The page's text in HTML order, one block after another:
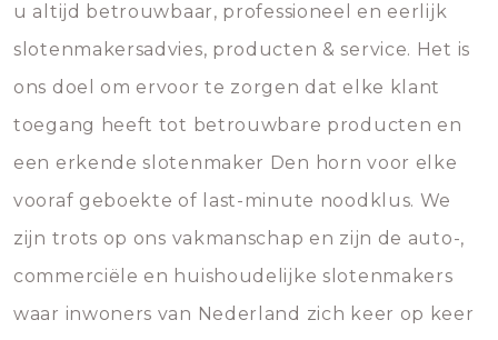
u altijd betrouwbaar, professioneel en eerlijk
slotenmakersadvies, producten & service. Het is
ons doel om ervoor te zorgen dat elke klant
toegang heeft tot betrouwbare producten en
een erkende slotenmaker Den horn voor elke
vooraf geboekte of last-minute noodklus. We
zijn trots op ons vakmanschap en zijn de auto-,
commerciële en huishoudelijke slotenmakers
waar inwoners van Nederland zich keer op keer